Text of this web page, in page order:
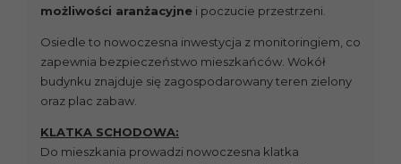
możliwości aranżacyjne i poczucie przestrzeni.
Osiedle to nowoczesna inwestycja z monitoringiem, co
zapewnia bezpieczeństwo mieszkańców. Wokół
budynku znajduje się zagospodarowany teren zielony
oraz plac zabaw.
KLATKA SCHODOWA:
Do mieszkania prowadzi nowoczesna klatka